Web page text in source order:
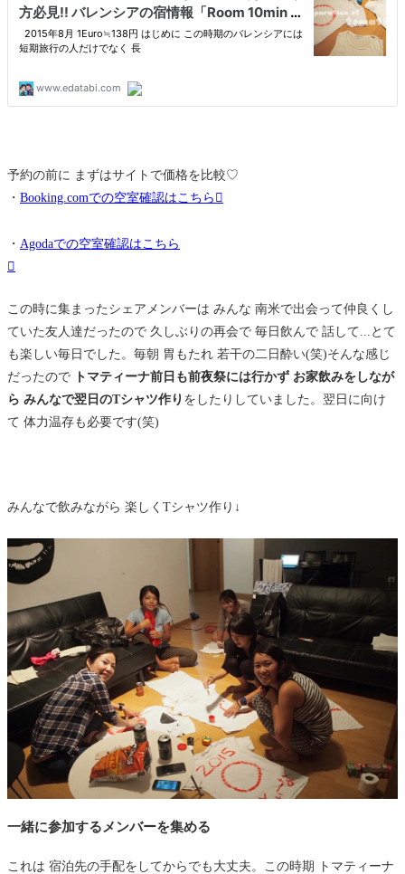
予約の前に まずはサイトで価格を比較♡
・ Booking.comでの空室確認はこちら
・ Agodaでの空室確認はこちら
この時に集まったシェアメンバーは みんな 南米で出会って仲良くし
ていた友人達だったので 久しぶりの再会で 毎日飲んで 話して...とて
も楽しい毎日でした。毎朝 胃もたれ 若干の二日酔い(笑)そんな感じ
だったので トマティーナ前日も前夜祭には行かず お家飲みをしなが
ら みんなで翌日のTシャツ作り をしたりしていました。翌日に向け
て 体力温存も必要です(笑)
みんなで飲みながら 楽しくTシャツ作り↓
一緒に参加するメンバーを集める
これは 宿泊先の手配をしてからでも大丈夫。この時期 トマティーナ